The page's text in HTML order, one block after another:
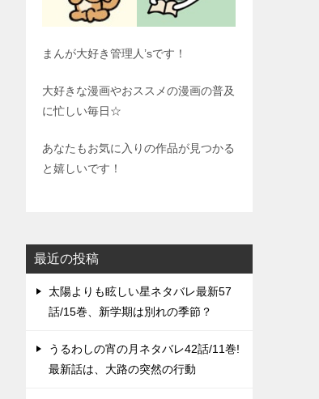
まんが大好き管理人’sです！
大好きな漫画やおススメの漫画の普及
に忙しい毎日☆
あなたもお気に入りの作品が見つかる
と嬉しいです！
最近の投稿
太陽よりも眩しい星ネタバレ最新57
話/15巻、新学期は別れの季節？
うるわしの宵の月ネタバレ42話/11巻!
最新話は、大路の突然の行動